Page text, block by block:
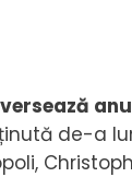
de-a